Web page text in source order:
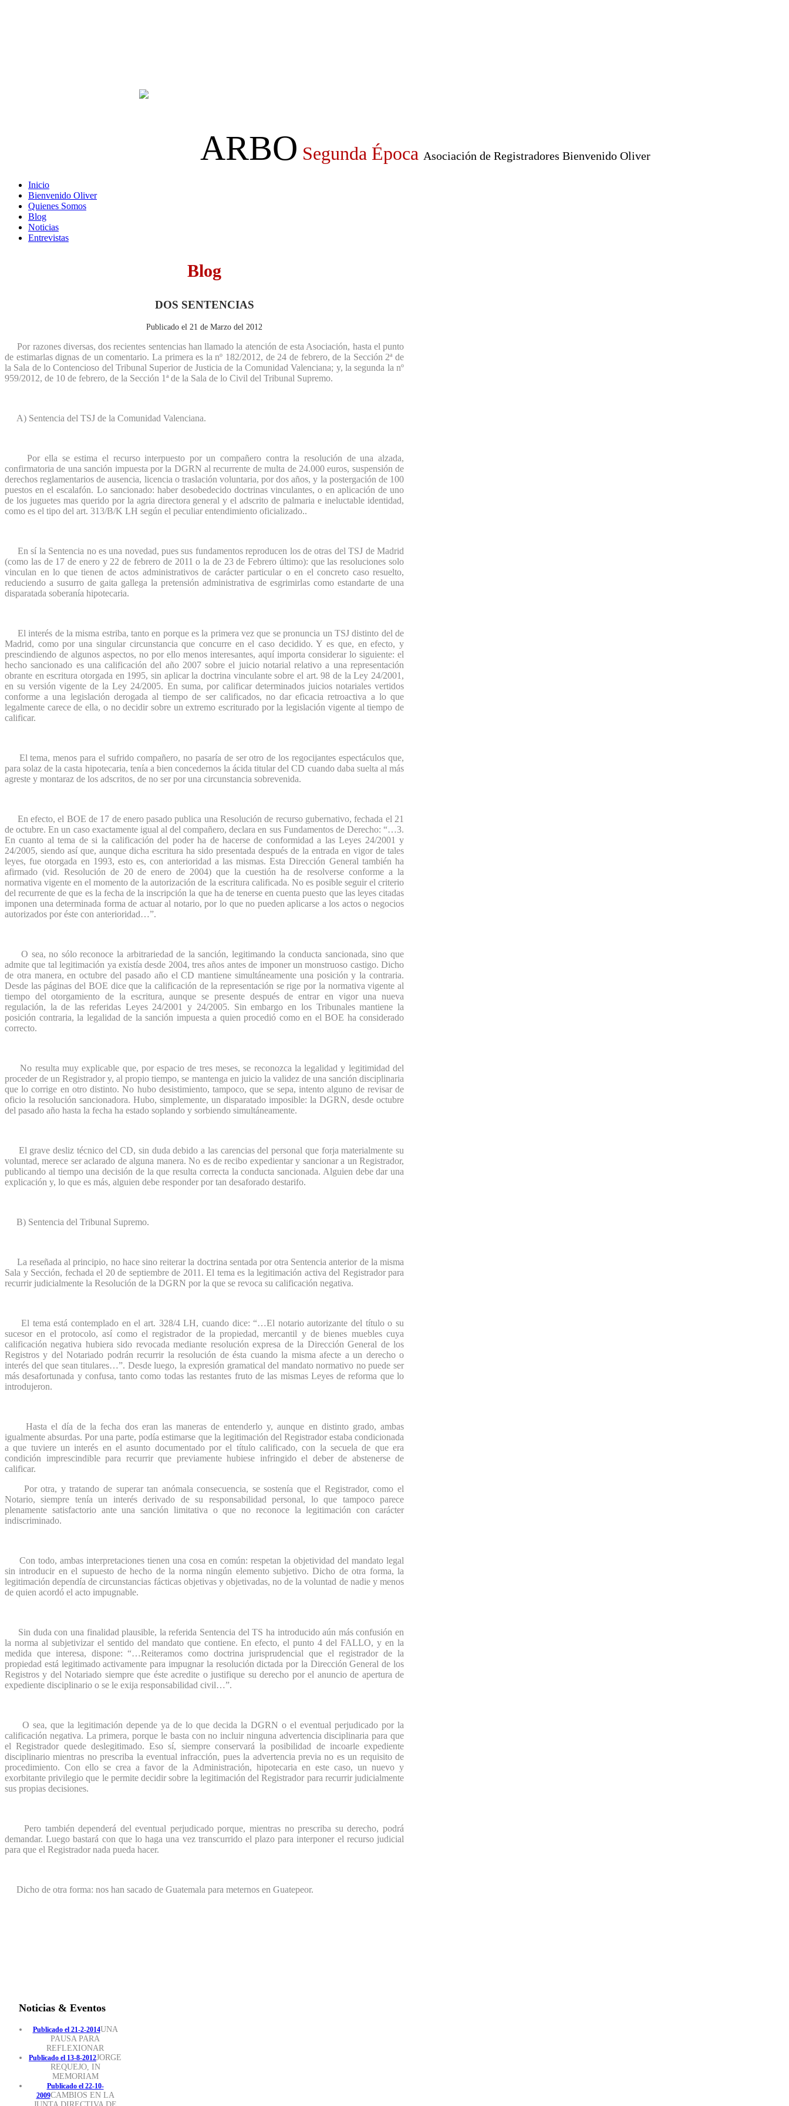
ARBO Segunda Época Asociación de Registradores Bienvenido Oliver
Inicio
Bienvenido Oliver
Quienes Somos
Blog
Noticias
Entrevistas
Blog
DOS SENTENCIAS
Publicado el 21 de Marzo del 2012
Por razones diversas, dos recientes sentencias han llamado la atención de esta Asociación, hasta el punto
de estimarlas dignas de un comentario. La primera es la nº 182/2012, de 24 de febrero, de la Sección 2ª de
la Sala de lo Contencioso del Tribunal Superior de Justicia de la Comunidad Valenciana; y, la segunda la nº
959/2012, de 10 de febrero, de la Sección 1ª de la Sala de lo Civil del Tribunal Supremo.
A) Sentencia del TSJ de la Comunidad Valenciana.
Por ella se estima el recurso interpuesto por un compañero contra la resolución de una alzada,
confirmatoria de una sanción impuesta por la DGRN al recurrente de multa de 24.000 euros, suspensión de
derechos reglamentarios de ausencia, licencia o traslación voluntaria, por dos años, y la postergación de 100
puestos en el escalafón. Lo sancionado: haber desobedecido doctrinas vinculantes, o en aplicación de uno
de los juguetes mas querido por la agria directora general y el adscrito de palmaria e ineluctable identidad,
como es el tipo del art. 313/B/K LH según el peculiar entendimiento oficializado..
En sí la Sentencia no es una novedad, pues sus fundamentos reproducen los de otras del TSJ de Madrid
(como las de 17 de enero y 22 de febrero de 2011 o la de 23 de Febrero último): que las resoluciones solo
vinculan en lo que tienen de actos administrativos de carácter particular o en el concreto caso resuelto,
reduciendo a susurro de gaita gallega la pretensión administrativa de esgrimirlas como estandarte de una
disparatada soberanía hipotecaria.
El interés de la misma estriba, tanto en porque es la primera vez que se pronuncia un TSJ distinto del de
Madrid, como por una singular circunstancia que concurre en el caso decidido. Y es que, en efecto, y
prescindiendo de algunos aspectos, no por ello menos interesantes, aquí importa considerar lo siguiente: el
hecho sancionado es una calificación del año 2007 sobre el juicio notarial relativo a una representación
obrante en escritura otorgada en 1995, sin aplicar la doctrina vinculante sobre el art. 98 de la Ley 24/2001,
en su versión vigente de la Ley 24/2005. En suma, por calificar determinados juicios notariales vertidos
conforme a una legislación derogada al tiempo de ser calificados, no dar eficacia retroactiva a lo que
legalmente carece de ella, o no decidir sobre un extremo escriturado por la legislación vigente al tiempo de
calificar.
El tema, menos para el sufrido compañero, no pasaría de ser otro de los regocijantes espectáculos que,
para solaz de la casta hipotecaria, tenía a bien concedernos la ácida titular del CD cuando daba suelta al más
agreste y montaraz de los adscritos, de no ser por una circunstancia sobrevenida.
En efecto, el BOE de 17 de enero pasado publica una Resolución de recurso gubernativo, fechada el 21
de octubre. En un caso exactamente igual al del compañero, declara en sus Fundamentos de Derecho: “…3.
En cuanto al tema de si la calificación del poder ha de hacerse de conformidad a las Leyes 24/2001 y
24/2005, siendo así que, aunque dicha escritura ha sido presentada después de la entrada en vigor de tales
leyes, fue otorgada en 1993, esto es, con anterioridad a las mismas. Esta Dirección General también ha
afirmado (vid. Resolución de 20 de enero de 2004) que la cuestión ha de resolverse conforme a la
normativa vigente en el momento de la autorización de la escritura calificada. No es posible seguir el criterio
del recurrente de que es la fecha de la inscripción la que ha de tenerse en cuenta puesto que las leyes citadas
imponen una determinada forma de actuar al notario, por lo que no pueden aplicarse a los actos o negocios
autorizados por éste con anterioridad…”.
O sea, no sólo reconoce la arbitrariedad de la sanción, legitimando la conducta sancionada, sino que
admite que tal legitimación ya existía desde 2004, tres años antes de imponer un monstruoso castigo. Dicho
de otra manera, en octubre del pasado año el CD mantiene simultáneamente una posición y la contraria.
Desde las páginas del BOE dice que la calificación de la representación se rige por la normativa vigente al
tiempo del otorgamiento de la escritura, aunque se presente después de entrar en vigor una nueva
regulación, la de las referidas Leyes 24/2001 y 24/2005. Sin embargo en los Tribunales mantiene la
posición contraria, la legalidad de la sanción impuesta a quien procedió como en el BOE ha considerado
correcto.
No resulta muy explicable que, por espacio de tres meses, se reconozca la legalidad y legitimidad del
proceder de un Registrador y, al propio tiempo, se mantenga en juicio la validez de una sanción disciplinaria
que lo corrige en otro distinto. No hubo desistimiento, tampoco, que se sepa, intento alguno de revisar de
oficio la resolución sancionadora. Hubo, simplemente, un disparatado imposible: la DGRN, desde octubre
del pasado año hasta la fecha ha estado soplando y sorbiendo simultáneamente.
El grave desliz técnico del CD, sin duda debido a las carencias del personal que forja materialmente su
voluntad, merece ser aclarado de alguna manera. No es de recibo expedientar y sancionar a un Registrador,
publicando al tiempo una decisión de la que resulta correcta la conducta sancionada. Alguien debe dar una
explicación y, lo que es más, alguien debe responder por tan desaforado destarifo.
B) Sentencia del Tribunal Supremo.
La reseñada al principio, no hace sino reiterar la doctrina sentada por otra Sentencia anterior de la misma
Sala y Sección, fechada el 20 de septiembre de 2011. El tema es la legitimación activa del Registrador para
recurrir judicialmente la Resolución de la DGRN por la que se revoca su calificación negativa.
El tema está contemplado en el art. 328/4 LH, cuando dice: “…El notario autorizante del título o su
sucesor en el protocolo, así como el registrador de la propiedad, mercantil y de bienes muebles cuya
calificación negativa hubiera sido revocada mediante resolución expresa de la Dirección General de los
Registros y del Notariado podrán recurrir la resolución de ésta cuando la misma afecte a un derecho o
interés del que sean titulares…”. Desde luego, la expresión gramatical del mandato normativo no puede ser
más desafortunada y confusa, tanto como todas las restantes fruto de las mismas Leyes de reforma que lo
introdujeron.
Hasta el día de la fecha dos eran las maneras de entenderlo y, aunque en distinto grado, ambas
igualmente absurdas. Por una parte, podía estimarse que la legitimación del Registrador estaba condicionada
a que tuviere un interés en el asunto documentado por el título calificado, con la secuela de que era
condición imprescindible para recurrir que previamente hubiese infringido el deber de abstenerse de
calificar.
Por otra, y tratando de superar tan anómala consecuencia, se sostenía que el Registrador, como el
Notario, siempre tenía un interés derivado de su responsabilidad personal, lo que tampoco parece
plenamente satisfactorio ante una sanción limitativa o que no reconoce la legitimación con carácter
indiscriminado.
Con todo, ambas interpretaciones tienen una cosa en común: respetan la objetividad del mandato legal
sin introducir en el supuesto de hecho de la norma ningún elemento subjetivo. Dicho de otra forma, la
legitimación dependía de circunstancias fácticas objetivas y objetivadas, no de la voluntad de nadie y menos
de quien acordó el acto impugnable.
Sin duda con una finalidad plausible, la referida Sentencia del TS ha introducido aún más confusión en
la norma al subjetivizar el sentido del mandato que contiene. En efecto, el punto 4 del FALLO, y en la
medida que interesa, dispone: “…Reiteramos como doctrina jurisprudencial que el registrador de la
propiedad está legitimado activamente para impugnar la resolución dictada por la Dirección General de los
Registros y del Notariado siempre que éste acredite o justifique su derecho por el anuncio de apertura de
expediente disciplinario o se le exija responsabilidad civil…”.
O sea, que la legitimación depende ya de lo que decida la DGRN o el eventual perjudicado por la
calificación negativa. La primera, porque le basta con no incluir ninguna advertencia disciplinaria para que
el Registrador quede deslegitimado. Eso sí, siempre conservará la posibilidad de incoarle expediente
disciplinario mientras no prescriba la eventual infracción, pues la advertencia previa no es un requisito de
procedimiento. Con ello se crea a favor de la Administración, hipotecaria en este caso, un nuevo y
exorbitante privilegio que le permite decidir sobre la legitimación del Registrador para recurrir judicialmente
sus propias decisiones.
Pero también dependerá del eventual perjudicado porque, mientras no prescriba su derecho, podrá
demandar. Luego bastará con que lo haga una vez transcurrido el plazo para interponer el recurso judicial
para que el Registrador nada pueda hacer.
Dicho de otra forma: nos han sacado de Guatemala para meternos en Guatepeor.
Noticias & Eventos
Publicado el 21-2-2014UNA
PAUSA PARA
REFLEXIONAR
Publicado el 13-8-2012JORGE
REQUEJO, IN
MEMORIAM
Publicado el 22-10-
2009CAMBIOS EN LA